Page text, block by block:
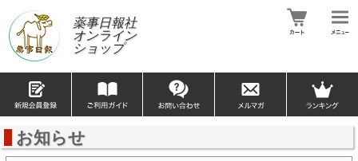
薬事日報社
オンライン
ショップ
お知らせ